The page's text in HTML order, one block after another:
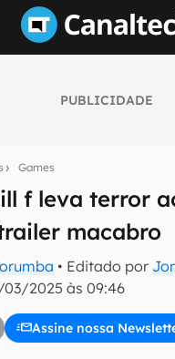
PUBLICIDADE
Games
f leva terror
macabro
• Editado por
03/2025 às 09:46
Assine nossa
reviews sobre tecnologia